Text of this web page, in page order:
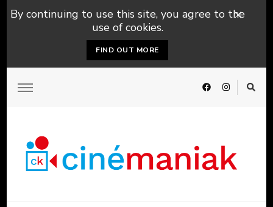
By continuing to use this site, you agree to the
use of cookies.
FIND OUT MORE